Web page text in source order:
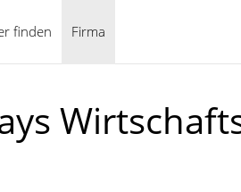
finden Firma